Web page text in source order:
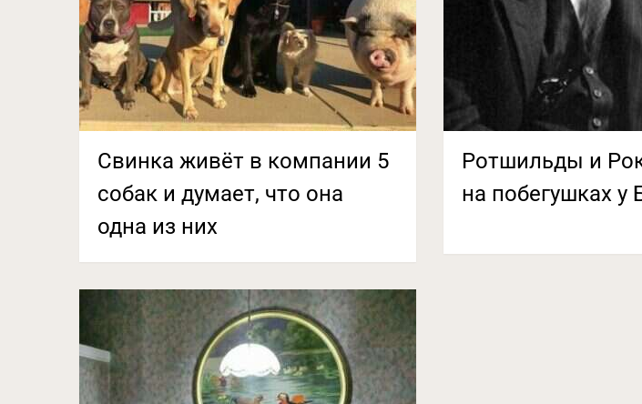
Свинка живёт в компании 5
собак и думает, что она
одна из них
Ротшильды и
на побегушках у